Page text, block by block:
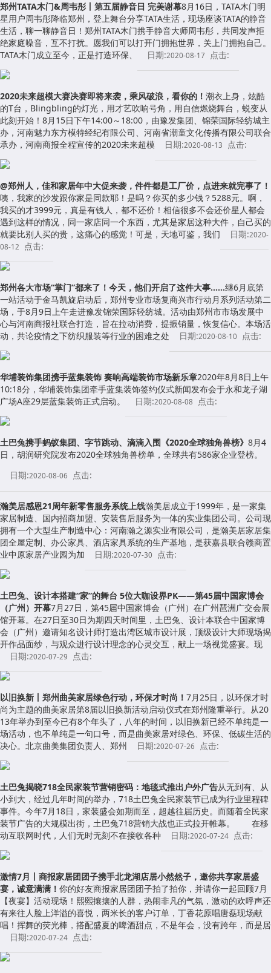
郑州TATA木门&周韦彤丨第五届静音日 完美谢幕8月16日，TATA木门明
星用户周韦彤降临郑州，登上舞台分享TATA生活，现场座谈TATA的静音
生活，聊一聊静音日！郑州TATA木门携手静音大师周韦彤，共同发声拒
绝家庭噪音，互不打扰。愿我们可以打开门拥抱世界，关上门拥抱自己。
TATA木门成立至今，正是打造环保、
日期:2020-08-17 点击:
2020未来超模大赛决赛即将来袭，乘风破浪，看你的！ 潮衣上身，炫酷
的T台，Blingbling的灯光，用才艺吹响号角，用自信燃烧舞台，蜕变从
此刻开始！8月15日下午14:00～18:00，由豫发集团、锦荣国际轻纺城主
办，河南魅力东方模特经纪有限公司、河南省潮童文化传播有限公司联合
承办，河南商报全程宣传的2020未来超模
日期:2020-08-13 点击:
@郑州人，佳和家居年中大促来袭，件件都是工厂价，点进来就完事了！
咦，我家的沙发跟你家是同款耶！是吗？你买的多少钱？5288元。啊，
我买的才3999元，真是有钱人，都不还价！相信很多不会还价星人都会
遇到这样的情况，同一家店同一个东西，尤其是家居这种大件，自己买的
就要比别人买的贵，这痛心的感觉！可是，天地可鉴，我们
日期:2020-
08-12
点击:
郑州各大市场“掌门”都来了！今天，他们开启了这件大事……继6月底第
一站活动于金马凯旋启动后，郑州专业市场复商兴市行动月系列活动第二
场，于8月9日上午走进豫发锦荣国际轻纺城。活动由郑州市市场发展中
心与河南商报社联合打造，旨在拉动消费，提振销量，恢复信心。本场活
动，共论疫情之下纺织服装等行业的困难之处
日期:2020-08-10 点击:
华埔装饰集团携手蓝集装饰 奏响高端装饰市场新乐章2020年8月8日上午
10:18分，华埔装饰集团牵手蓝集装饰签约仪式新闻发布会于永和龙子湖
广场A座29层蓝集装饰正式启动。
日期:2020-08-08 点击:
土巴兔携手蚂蚁集团、字节跳动、滴滴入围《2020全球独角兽榜》 8月4
日，胡润研究院发布2020全球独角兽榜单，全球共有586家企业登榜。
日期:2020-08-06 点击:
瀚美居感恩21周年新零售服务系统上线瀚美居成立于1999年，是一家集
家居制造、国内招商加盟、安装售后服务为一体的实业集团公司。公司现
拥有一个大型生产制造中心：河南瀚之源实业有限公司，是瀚美居家居集
团全屋定制、办公家具、酒店家具系统的生产基地，是获嘉县联合赣商置
业中原家居产业园为加
日期:2020-07-30 点击:
土巴兔、设计本搭建“家”的舞台 5位大咖设界PK――第45届中国家博会
（广州）开幕7月27日，第45届中国家博会（广州）在广州琶洲广交会展
馆开幕。在27日至30日为期四天时间里，土巴兔、设计本联合中国家博
会（广州）邀请知名设计师打造出湾区城市设计展，顶级设计大师现场揭
开作品面纱，与观众进行设计理念的心灵交互，献上一场视觉盛宴。现
日期:2020-07-29 点击:
以旧换新丨郑州曲美家居绿色行动，环保才时尚！ 7月25日，以环保才时
尚为主题的曲美家居第8届以旧换新活动启动仪式在郑州隆重举行。从20
13年举办到至今已有8个年头了，八年的时间，以旧换新已经不单纯是一
场活动，也不单纯是一句口号，而是曲美家居对绿色、环保、低碳生活的
决心。北京曲美集团负责人、郑州
日期:2020-07-26 点击:
土巴兔揭晓718全民家装节营销密码：地毯式推出户外广告从无到有、从
小到大，经过几年时间的举办，718土巴兔全民家装节已成为行业里程碑
事件。今年7月18日，家装盛会如期而至，超越往届历史。而随着全民家
装节广告的大规模出街，土巴兔718营销大战也正式拉开帷幕。 在移
动互联网时代，人们无时无刻不在接收各种
日期:2020-07-24 点击:
激情7月丨商报家居团团子携手北龙湖店居小然然子，邀你共享家居盛
宴，诚意满满！ 你的好友商报家居团团子拍了拍你，并请你一起回顾7月
【夜宴】活动现场！熙熙攘攘的人群，热闹非凡的气氛，激动的欢呼声还
有来往人脸上洋溢的喜悦，两米长的客户订单，丁香花原唱唐磊现场献
唱！挥舞的荧光棒，搭配盛夏的啤酒甜点，不是年会，没有跨年，而是居
日期:2020-07-24 点击: